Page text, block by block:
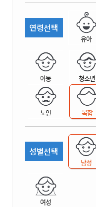
연령선택
유아
아동 청소년
노인 복합
성별선택
남성
여성